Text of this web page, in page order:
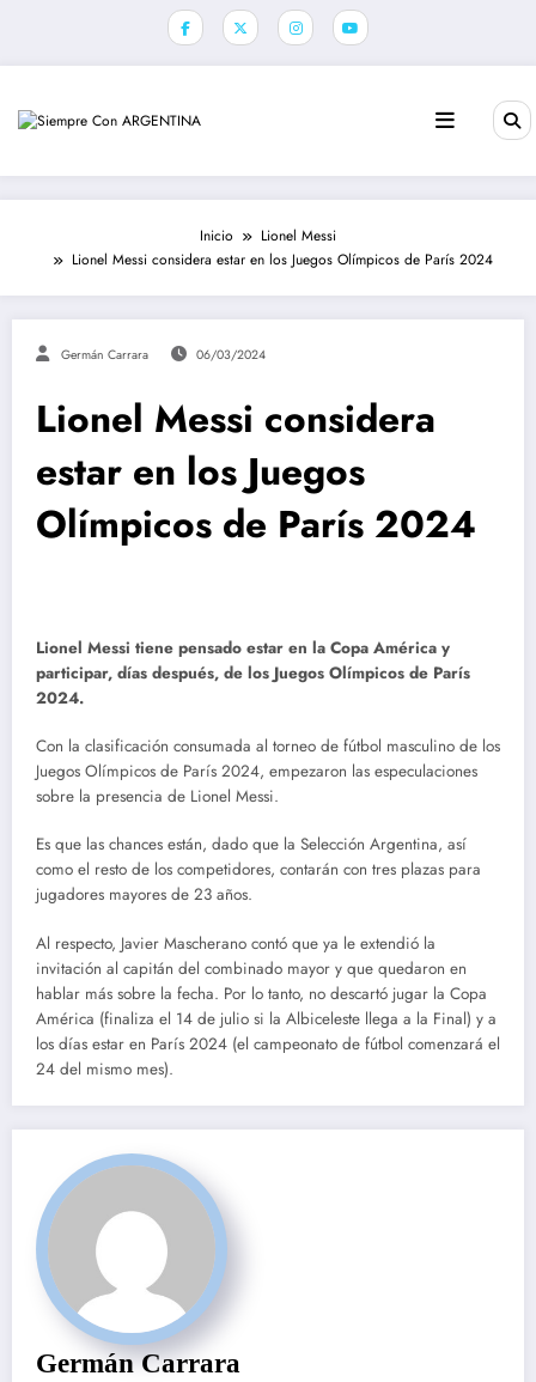
Inicio
Lionel Messi
Lionel Messi considera estar en los Juegos Olímpicos de París 2024
Germán Carrara 06/03/2024
Lionel Messi considera
estar en los Juegos
Olímpicos de París 2024
Lionel Messi tiene pensado estar en la Copa América y
participar, días después, de los Juegos Olímpicos de París
2024.
Con la clasificación consumada al torneo de fútbol masculino de los
Juegos Olímpicos de París 2024, empezaron las especulaciones
sobre la presencia de Lionel Messi.
Es que las chances están, dado que la Selección Argentina, así
como el resto de los competidores, contarán con tres plazas para
jugadores mayores de 23 años.
Al respecto, Javier Mascherano contó que ya le extendió la
invitación al capitán del combinado mayor y que quedaron en
hablar más sobre la fecha. Por lo tanto, no descartó jugar la Copa
América (finaliza el 14 de julio si la Albiceleste llega a la Final) y a
los días estar en París 2024 (el campeonato de fútbol comenzará el
24 del mismo mes).
Germán Carrara